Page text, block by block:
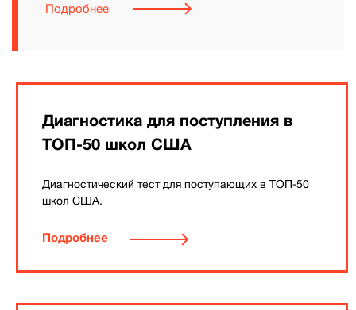
Подробнее
Диагностика для поступления в
ТОП-50 школ США
Диагностический тест для поступающих в ТОП-50
школ США.
Подробнее